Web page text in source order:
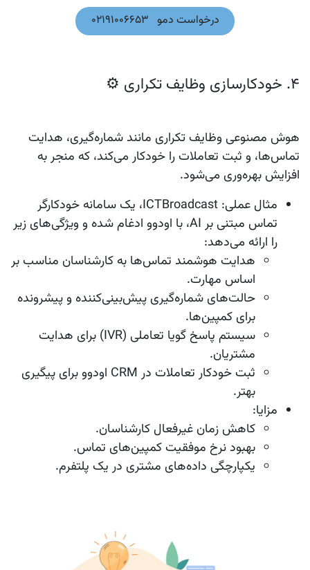
درخواست دمو 021​​91006653
4. خودکارسازی وظایف تکراری ⚙️
هوش مصنوعی وظایف تکراری مانند شماره‌گیری، هدایت
تماس‌ها، و ثبت تعاملات را خودکار می‌کند، که منجر به
افزایش بهره‌وری می‌شود.
مثال عملی
: ICTBroadcast، یک سامانه خودکارگر
تماس مبتنی بر AI، با اودوو ادغام شده و ویژگی‌های زیر
را ارائه می‌دهد:
هدایت هوشمند تماس‌ها به کارشناسان مناسب بر
اساس مهارت.
حالت‌های شماره‌گیری پیش‌بینی‌کننده و پیشرونده
برای کمپین‌ها.
سیستم پاسخ گویا تعاملی (IVR) برای هدایت
مشتریان.
ثبت خودکار تعاملات در CRM اودوو برای پیگیری
بهتر.
مزایا:
کاهش زمان غیرفعال کارشناسان.
بهبود نرخ موفقیت کمپین‌های تماس.
یکپارچگی داده‌های مشتری در یک پلتفرم.